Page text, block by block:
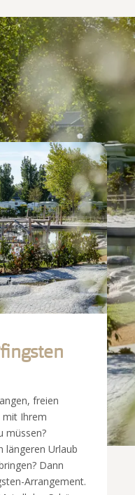
freien
mit Ihrem
müssen?
längeren Urlaub
Dann
Arrangement.